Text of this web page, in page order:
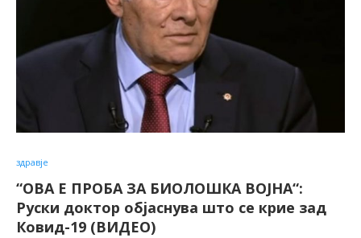
здравје
“ОВА Е ПРОБА ЗА БИОЛОШКА ВОЈНА“:
Руски доктор објаснува што се крие зад
Ковид-19 (ВИДЕО)